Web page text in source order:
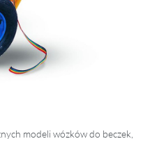
modeli wózków do beczek,